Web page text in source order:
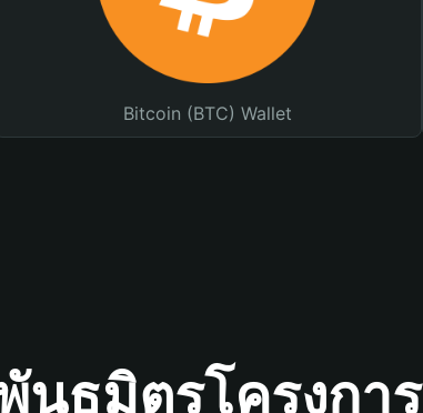
Bitcoin (BTC) Wallet
นธมิตรโครงการ